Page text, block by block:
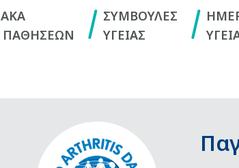
ΠΑΘΗΣΕΩΝ
ΣΥΜΒΟΥΛΕΣ
ΥΓΕΙΑΣ